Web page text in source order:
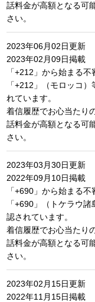
話料金が高額となる可
さい。
2023年06月02日更新
2023年02月09日掲載
「+212」から始まる
「+212」（モロッコ
れています。
着信履歴でお心当たり
話料金が高額となる可
さい。
2023年03月30日更新
2022年09月10日掲載
「+690」から始まる
「+690」（トケラウ
認されています。
着信履歴でお心当たり
話料金が高額となる可
さい。
2023年02月15日更新
2022年11月15日掲載